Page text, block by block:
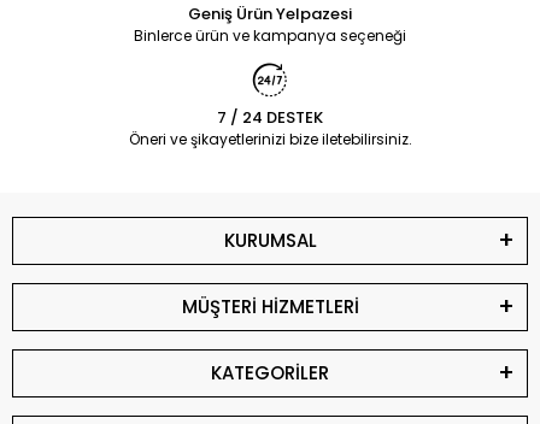
Geniş Ürün Yelpazesi
Binlerce ürün ve kampanya seçeneği
7 / 24 DESTEK
Öneri ve şikayetlerinizi bize iletebilirsiniz.
KURUMSAL
MÜŞTERİ HİZMETLERİ
KATEGORİLER